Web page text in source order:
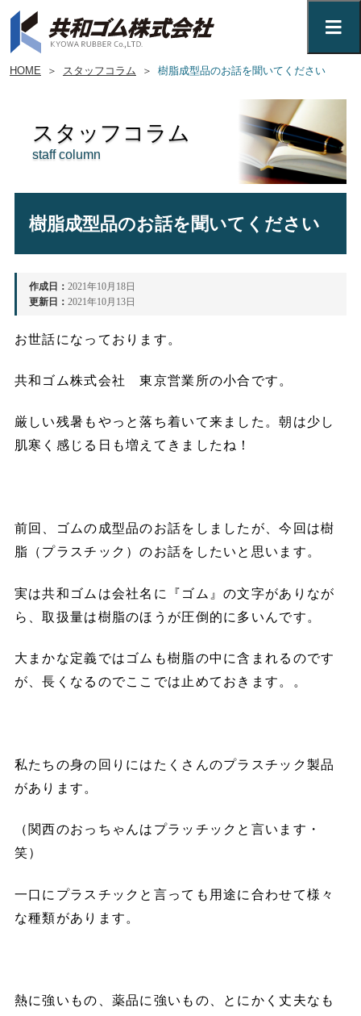
HOME ＞ スタッフコラム ＞ 樹脂成型品のお話を聞いてください
スタッフコラム
staff column
樹脂成型品のお話を聞いてください
作成日： 2021年10月18日
更新日： 2021年10月13日
お世話になっております。
共和ゴム株式会社 東京営業所の小合です。
厳しい残暑もやっと落ち着いて来ました。朝は少し
肌寒く感じる日も増えてきましたね！
前回、ゴムの成型品のお話をしましたが、今回は樹
脂（プラスチック）のお話をしたいと思います。
実は共和ゴムは会社名に『ゴム』の文字がありなが
ら、取扱量は樹脂のほうが圧倒的に多いんです。
大まかな定義ではゴムも樹脂の中に含まれるのです
が、長くなるのでここでは止めておきます。。
私たちの身の回りにはたくさんのプラスチック製品
があります。
（関西のおっちゃんはプラッチックと言います・
笑）
一口にプラスチックと言っても用途に合わせて様々
な種類があります。
熱に強いもの、薬品に強いもの、とにかく丈夫なも